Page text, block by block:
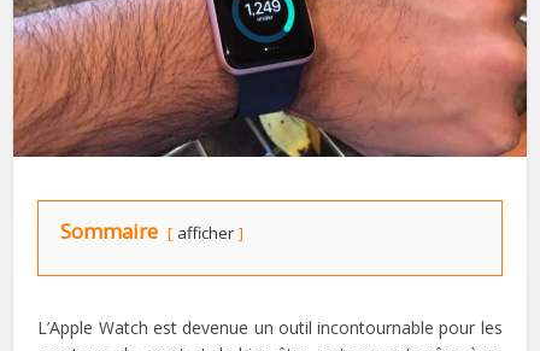
Sommaire afficher
L’Apple Watch est devenue un outil incontournable pour les